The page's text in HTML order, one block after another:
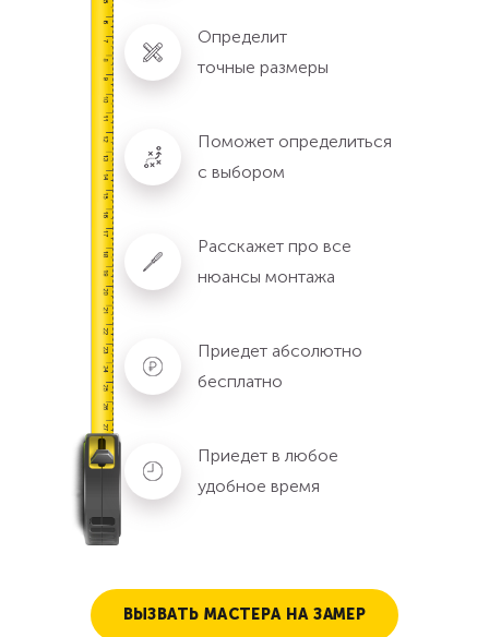
Определит
точные размеры
Поможет определиться
с выбором
Расскажет про все
нюансы монтажа
Приедет абсолютно
бесплатно
Приедет в любое
удобное время
ВЫЗВАТЬ МАСТЕРА НА ЗАМЕР